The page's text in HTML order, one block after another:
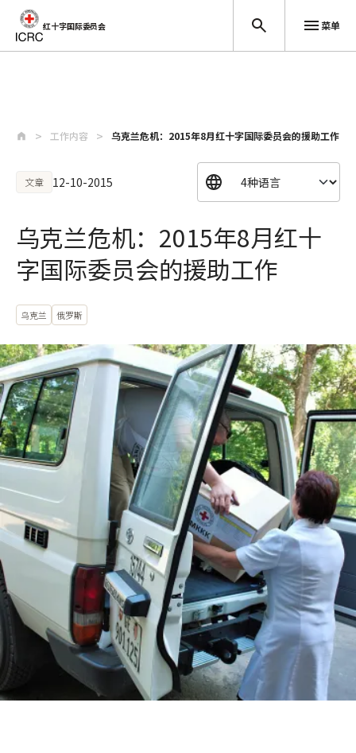
红十字国际委员会 菜单
工作内容 乌克兰危机：2015年8月红十字国际委员会的援助工作
文章 12-10-2015
乌克兰危机：2015年8月红十
字国际委员会的援助工作
乌克兰 俄罗斯